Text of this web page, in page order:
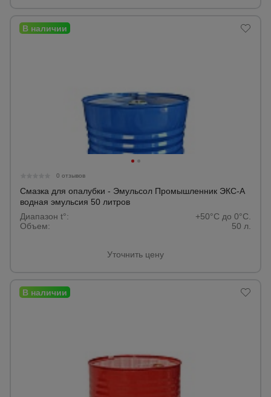
0 отзывов
Смазка для опалубки - Эмульсол Промышленник ЭКС-А
водная эмульсия 50 литров
Диапазон t°:
+50°C до 0°C.
Объем:
50 л.
Уточнить цену